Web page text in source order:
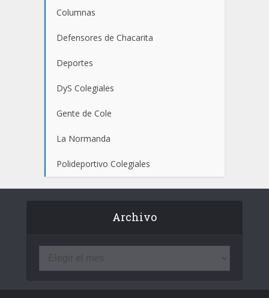
Columnas
Defensores de Chacarita
Deportes
DyS Colegiales
Gente de Cole
La Normanda
Polideportivo Colegiales
Archivo